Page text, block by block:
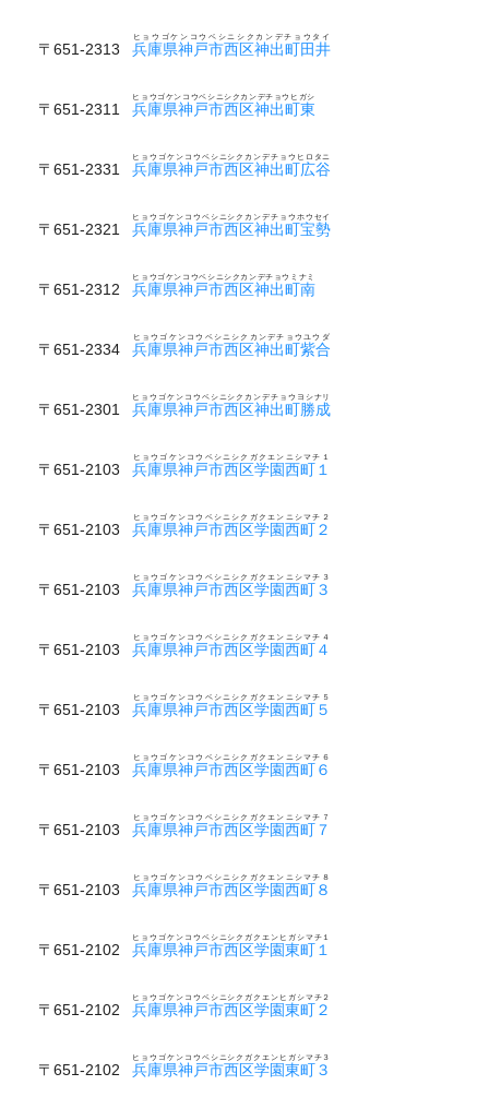
〒651-2313 兵庫県神戸市西区神出町田井
ヒョウゴケンコウベシニシクカンデチョウタイ
〒651-2311 兵庫県神戸市西区神出町東
ヒョウゴケンコウベシニシクカンデチョウヒガシ
〒651-2331 兵庫県神戸市西区神出町広谷
ヒョウゴケンコウベシニシクカンデチョウヒロタニ
〒651-2321 兵庫県神戸市西区神出町宝勢
ヒョウゴケンコウベシニシクカンデチョウホウセイ
〒651-2312 兵庫県神戸市西区神出町南
ヒョウゴケンコウベシニシクカンデチョウミナミ
〒651-2334 兵庫県神戸市西区神出町紫合
ヒョウゴケンコウベシニシクカンデチョウユウダ
〒651-2301 兵庫県神戸市西区神出町勝成
ヒョウゴケンコウベシニシクカンデチョウヨシナリ
〒651-2103 兵庫県神戸市西区学園西町１
ヒョウゴケンコウベシニシクガクエンニシマチ１
〒651-2103 兵庫県神戸市西区学園西町２
ヒョウゴケンコウベシニシクガクエンニシマチ２
〒651-2103 兵庫県神戸市西区学園西町３
ヒョウゴケンコウベシニシクガクエンニシマチ３
〒651-2103 兵庫県神戸市西区学園西町４
ヒョウゴケンコウベシニシクガクエンニシマチ４
〒651-2103 兵庫県神戸市西区学園西町５
ヒョウゴケンコウベシニシクガクエンニシマチ５
〒651-2103 兵庫県神戸市西区学園西町６
ヒョウゴケンコウベシニシクガクエンニシマチ６
〒651-2103 兵庫県神戸市西区学園西町７
ヒョウゴケンコウベシニシクガクエンニシマチ７
〒651-2103 兵庫県神戸市西区学園西町８
ヒョウゴケンコウベシニシクガクエンニシマチ８
〒651-2102 兵庫県神戸市西区学園東町１
ヒョウゴケンコウベシニシクガクエンヒガシマチ１
〒651-2102 兵庫県神戸市西区学園東町２
ヒョウゴケンコウベシニシクガクエンヒガシマチ２
〒651-2102 兵庫県神戸市西区学園東町３
ヒョウゴケンコウベシニシクガクエンヒガシマチ３